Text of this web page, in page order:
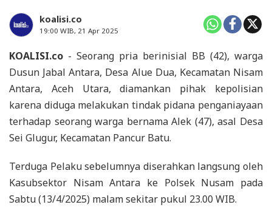
koalisi.co
19:00 WIB, 21 Apr 2025
KOALISI.co - Seorang pria berinisial BB (42), warga
Dusun Jabal Antara, Desa Alue Dua, Kecamatan Nisam
Antara, Aceh Utara, diamankan pihak kepolisian
karena diduga melakukan tindak pidana penganiayaan
terhadap seorang warga bernama Alek (47), asal Desa
Sei Glugur, Kecamatan Pancur Batu.
Terduga Pelaku sebelumnya diserahkan langsung oleh
Kasubsektor Nisam Antara ke Polsek Nusam pada
Sabtu (13/4/2025) malam sekitar pukul 23.00 WIB.